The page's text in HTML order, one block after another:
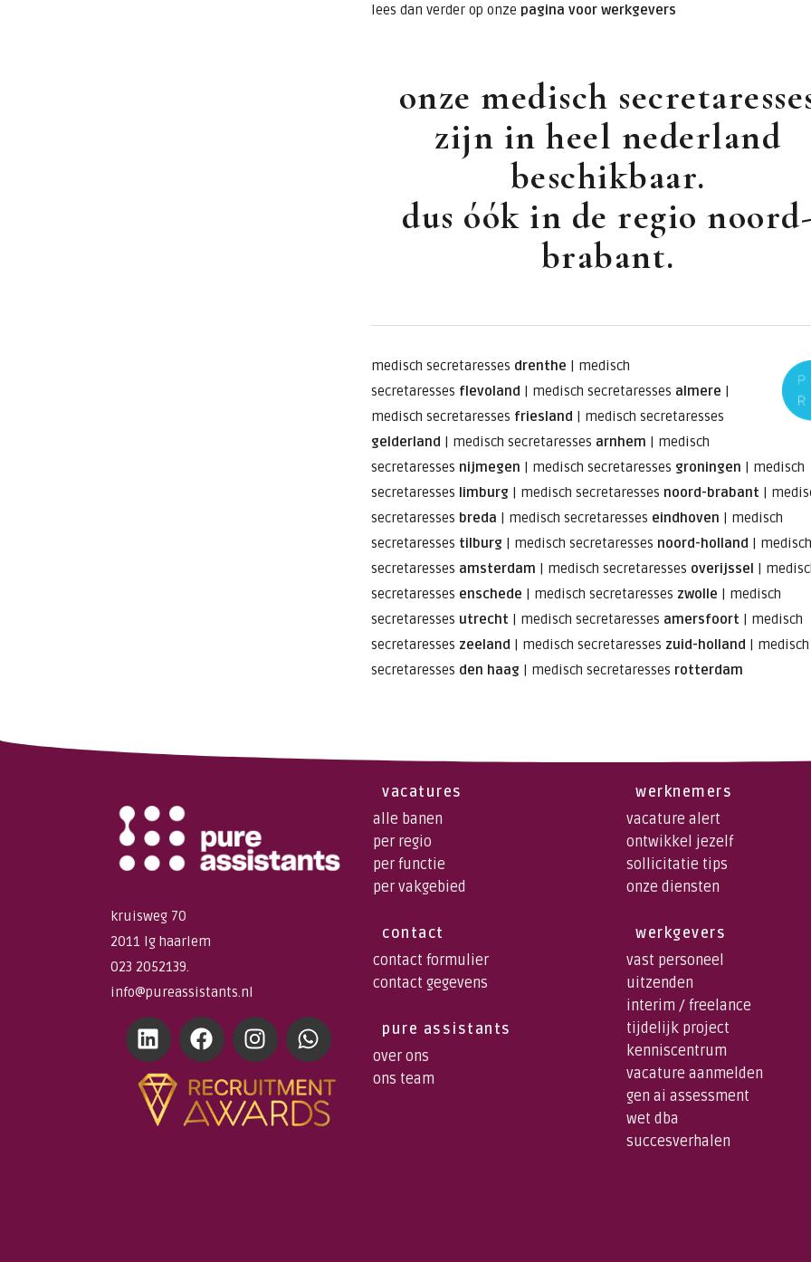
lees dan verder op onze pagina voor werkgevers
onze medisch
zijn in heel nederland
beschikbaar.
dus óók in de regio
brabant.
medisch secretaresses drenthe | medisch
secretaresses flevoland | medisch secretaresses almere |
medisch secretaresses friesland | medisch secretaresses
gelderland | medisch secretaresses arnhem | medisch
secretaresses nijmegen | medisch secretaresses groningen | medisch
secretaresses limburg | medisch secretaresses noord-brabant |
secretaresses breda | medisch secretaresses eindhoven | medisch
secretaresses tilburg | medisch secretaresses noord-holland | medisch
secretaresses amsterdam | medisch secretaresses overijssel |
secretaresses enschede | medisch secretaresses zwolle | medisch
secretaresses utrecht | medisch secretaresses amersfoort | medisch
secretaresses zeeland | medisch secretaresses zuid-holland | medisch
secretaresses den haag | medisch secretaresses rotterdam
kruisweg 70
2011 lg haarlem
023 2052139.
info@pureassistants.nl
vacatures
alle banen
per regio
per functie
per vakgebied
contact
contact formulier
contact gegevens
pure assistants
over ons
ons team
werknemers
vacature alert
ontwikkel jezelf
sollicitatie tips
onze diensten
werkgevers
vast personeel
uitzenden
interim / freelance
tijdelijk project
kenniscentrum
vacature aanmelden
gen ai assessment
wet dba
succesverhalen